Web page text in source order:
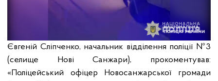
Євгеній Сліпченко, начальник відділення поліції №3
(селище Нові Санжари), прокоментував:
«Поліцейський офіцер Новосанжарської громади